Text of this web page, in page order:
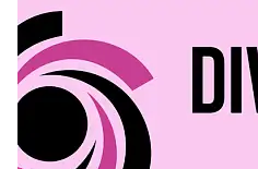
Divadelní Mlýn
Kultura a volný čas
MLEJN. Vstupenky již v prodeji.